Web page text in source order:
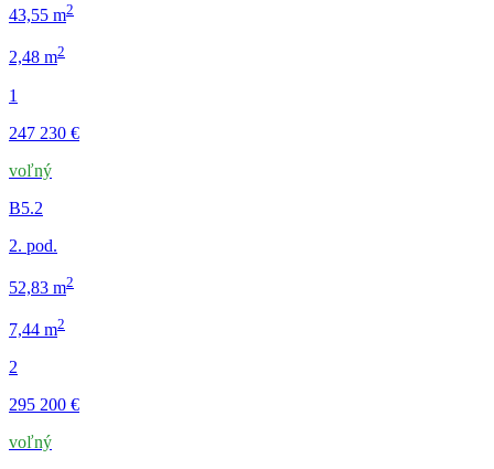
43,55 m2
2,48 m2
1
247 230 €
voľný
B5.2
2. pod.
52,83 m2
7,44 m2
2
295 200 €
voľný